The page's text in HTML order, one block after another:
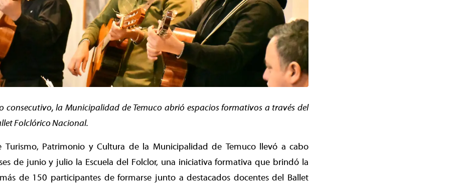
consecutivo, la Municipalidad de Temuco abrió espacios formativos a través del
Folclórico Nacional.
Turismo, Patrimonio y Cultura de la Municipalidad de Temuco llevó a cabo
de junio y julio la Escuela del Folclor, una iniciativa formativa que brindó la
de 150 participantes de formarse junto a destacados docentes del Ballet